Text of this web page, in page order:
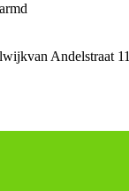
van Andelstraat 11